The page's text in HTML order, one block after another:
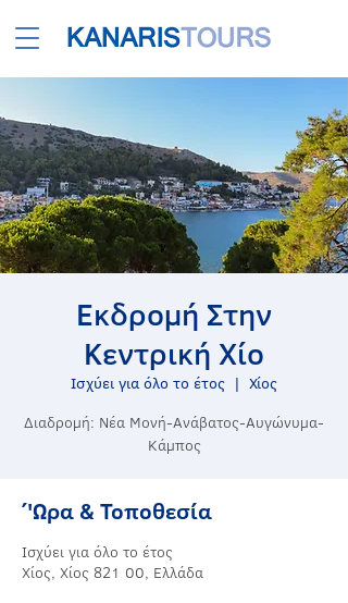
Εκδρομή Στην
Κεντρική Χίο
Ισχύει για όλο το έτος
  |
Χίος
Διαδρομή: Νέα Μονή-Ανάβατος-Αυγώνυμα-
Κάμπος
΄'Ωρα & Τοποθεσία
Ισχύει για όλο το έτος
Χίος, Χίος 821 00, Ελλάδα